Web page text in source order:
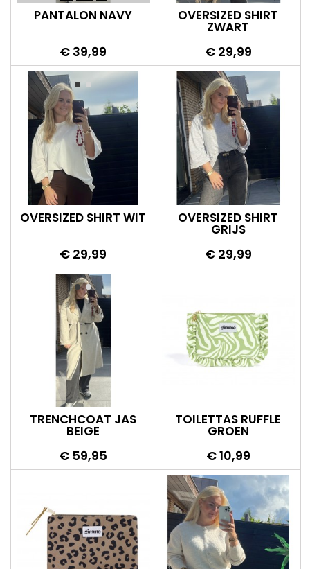
PANTALON NAVY
Prijs
€ 39,99
OVERSIZED SHIRT
ZWART
Prijs
€ 29,99
OVERSIZED SHIRT WIT
Prijs
€ 29,99
OVERSIZED SHIRT
GRIJS
Prijs
€ 29,99
TRENCHCOAT JAS
BEIGE
Prijs
€ 59,95
TOILETTAS RUFFLE
GROEN
Prijs
€ 10,99